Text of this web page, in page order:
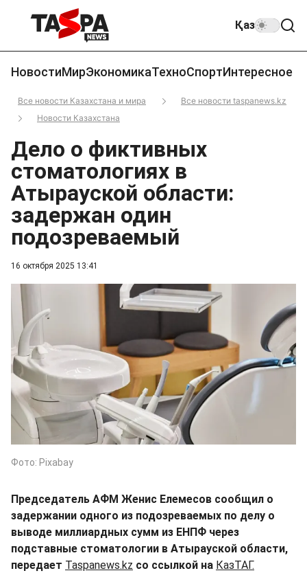
Қаз
НовостиМирЭкономикаТехноСпортИнтересное
Все новости Казахстана и мира
Все новости taspanews.kz
Новости Казахстана
16 октября 2025 13:41
Дело о фиктивных
стоматологиях в
Атырауской области:
задержан один
подозреваемый
Фото: Pixabay
Председатель АФМ Женис Елемесов сообщил о
задержании одного из подозреваемых по делу о
выводе миллиардных сумм из ЕНПФ через
подставные стоматологии в Атырауской области,
передает Taspanews.kz со ссылкой на КазТАГ.